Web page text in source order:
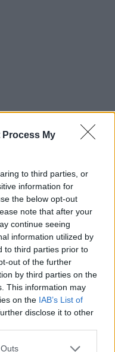
Process My
to third parties, or
information for
the below opt-out
note that after your
continue seeing
information utilized by
to third parties prior to
out of the further
by third parties on the
This information may
on the IAB’s List of
disclose it to other